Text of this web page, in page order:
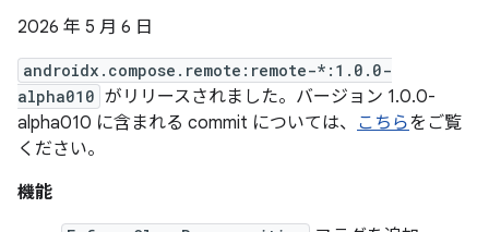
2026 年 5 月 6 日
androidx.compose.remote:remote-*:1.0.0-
alpha010 がリリースされました。バージョン 1.0.0-
alpha010 に含まれる commit については、 こちらをご覧
ください。
機能